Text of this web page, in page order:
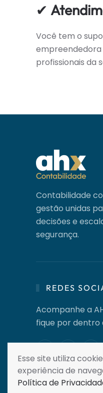
✔
Você tem o
empreendedora
profissionais da
Contabilidade
gestão unidas
decisões e
segurança.
REDES
Acompanhe a
fique por dentro
Esse site utiliza
experiência de
Política de